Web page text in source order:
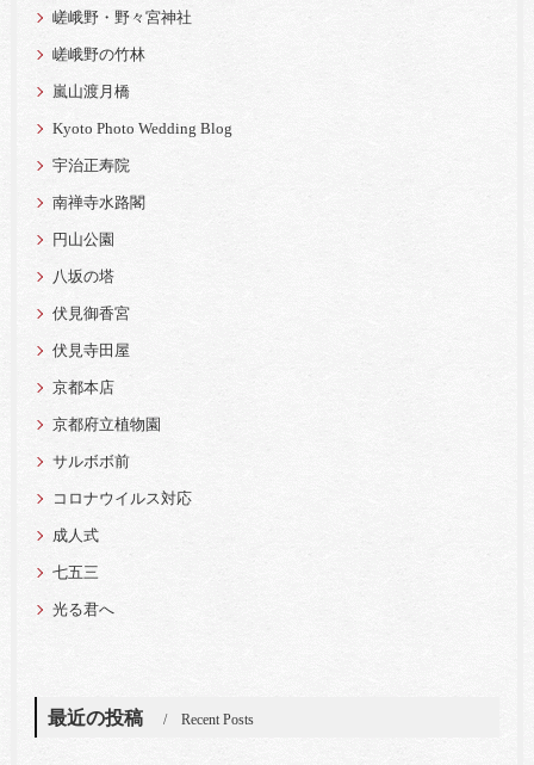
嵯峨野・野々宮神社
嵯峨野の竹林
嵐山渡月橋
Kyoto Photo Wedding Blog
宇治正寿院
南禅寺水路閣
円山公園
八坂の塔
伏見御香宮
伏見寺田屋
京都本店
京都府立植物園
サルボボ前
コロナウイルス対応
成人式
七五三
光る君へ
最近の投稿 Recent Posts